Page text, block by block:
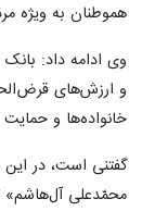
هموطنان به ویژه
وی ادامه داد: بانک
و ارزش‌های
خانواده‌ها و حمایت
گفتنی است، در این
محمّدعلی